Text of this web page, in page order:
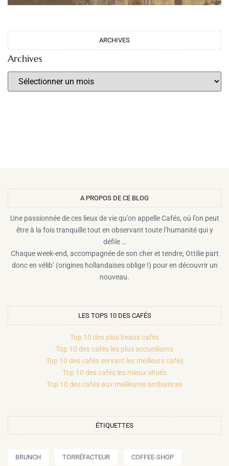
ARCHIVES
Archives
A PROPOS DE CE BLOG​
Une passionnée de ces lieux de vie qu’on appelle Cafés, où l’on peut
être à la fois tranquille tout en observant toute l’humanité qui y
défile …
Chaque week-end, accompagnée de son cher et tendre, Ottilie part
donc en vélib’ (origines hollandaises oblige !) pour en découvrir un
nouveau.
LES TOPS 10 DES CAFÉS
Top 10 des plus beaux cafés
Top 10 des cafés les plus accueillants
Top 10 des cafés servant les meilleurs cafés
Top 10 des cafés les mieux situés
Top 10 des cafés aux meilleures ambiances
ÉTIQUETTES
BRUNCH TORRÉFACTEUR COFFEE-SHOP